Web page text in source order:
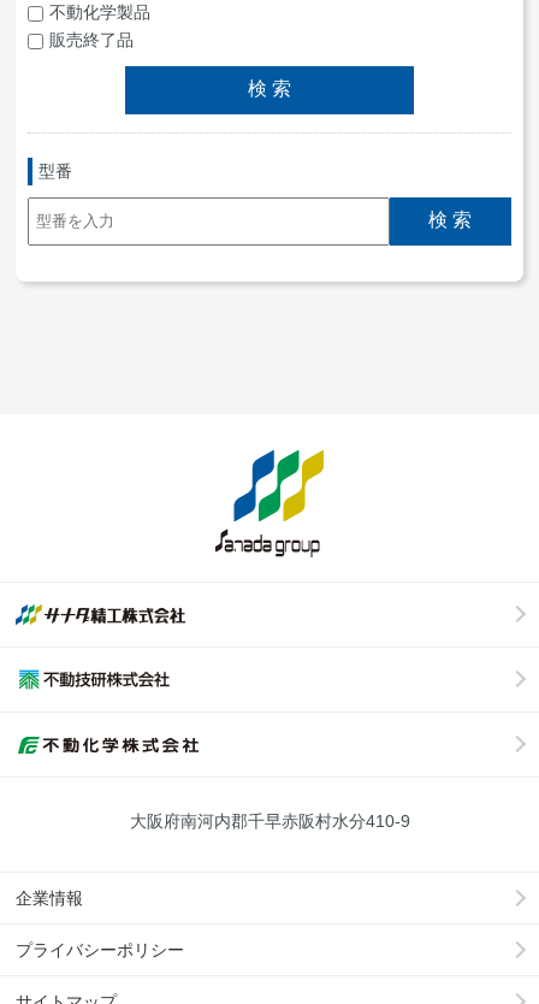
不動化学製品
販売終了品
型番
大阪府南河内郡千早赤阪村水分410-9
企業情報
プライバシーポリシー